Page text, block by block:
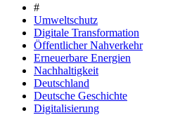
#
Umweltschutz
Digitale Transformation
Öffentlicher Nahverkehr
Erneuerbare Energien
Nachhaltigkeit
Deutschland
Deutsche Geschichte
Digitalisierung